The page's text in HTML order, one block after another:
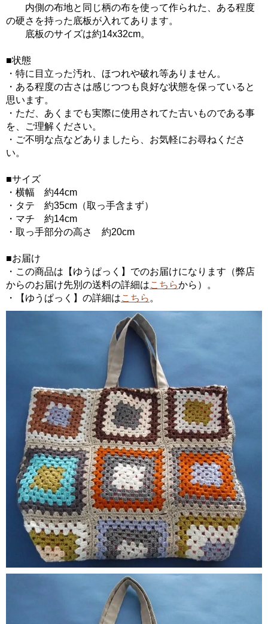
内側の布地と同じ柄の布を使って作られた、ある程度
の硬さを持った底板が入れてあります。
底板のサイズは約14x32cm。
■状態
・特に目立った汚れ、ほつれや破れ等ありません。
・ある程度の古さは感じつつも良好な状態を保っていると
思います。
・ただ、あくまでも実際に使用されてた古いものである事
を、ご理解ください。
・ご不明な点などありましたら、お気軽にお尋ねくださ
い。
■サイズ
・横幅 約44cm
・タテ 約35cm（取っ手含まず）
・マチ 約14cm
・取っ手部分の高さ 約20cm
■お届け
・この商品は【ゆうぱっく】でのお届けになります（弊店
からのお届け先別の送料の詳細はこちらから）。
・【ゆうぱっく】の詳細はこちら 。